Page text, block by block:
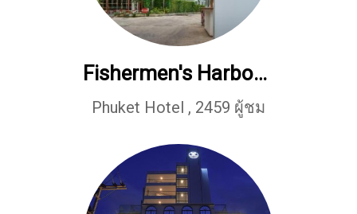
Fishermen's Harbour Urban Resort
Phuket Hotel , 2459 ผู้ชม